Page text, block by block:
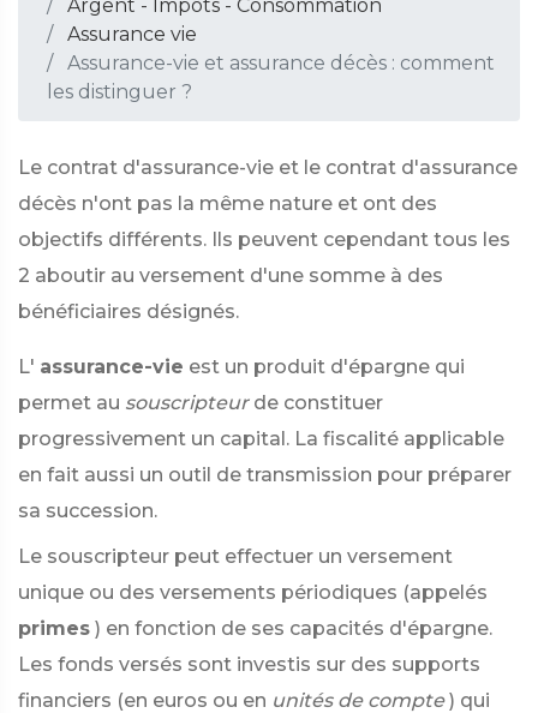
Argent - Impôts - Consommation
Assurance vie
Assurance-vie et assurance décès : comment
les distinguer ?
Le contrat d'assurance-vie et le contrat d'assurance
décès n'ont pas la même nature et ont des
objectifs différents. Ils peuvent cependant tous les
2 aboutir au versement d'une somme à des
bénéficiaires désignés.
L' assurance-vie est un produit d'épargne qui
permet au souscripteur de constituer
progressivement un capital. La fiscalité applicable
en fait aussi un outil de transmission pour préparer
sa succession.
Le souscripteur peut effectuer un versement
unique ou des versements périodiques (appelés
primes ) en fonction de ses capacités d'épargne.
Les fonds versés sont investis sur des supports
financiers (en euros ou en unités de compte ) qui